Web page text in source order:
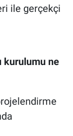
ile gerçekçi
kurulumu ne